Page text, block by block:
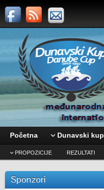
Početna Dunavski kup
PROPOZICIJE REZULTATI
Sponzori